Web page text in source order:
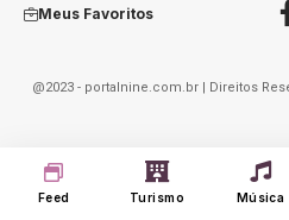
Meus Favoritos
@2023 - portalnine.com.br | Direitos
Feed Turismo Música